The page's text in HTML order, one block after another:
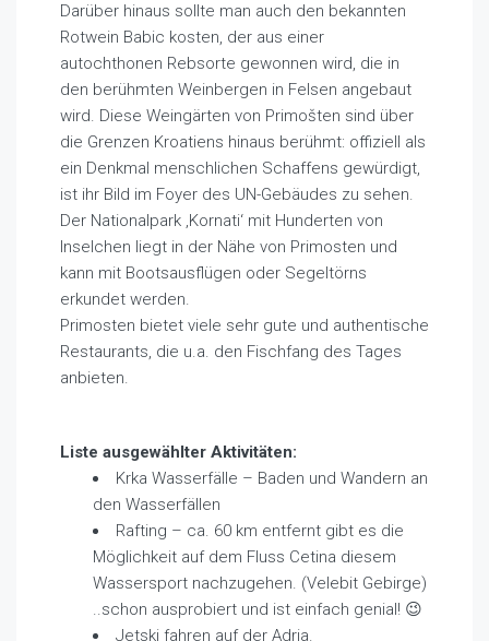
Darüber hinaus sollte man auch den bekannten
Rotwein Babic kosten, der aus einer
autochthonen Rebsorte gewonnen wird, die in
den berühmten Weinbergen in Felsen angebaut
wird. Diese Weingärten von Primošten sind über
die Grenzen Kroatiens hinaus berühmt: offiziell als
ein Denkmal menschlichen Schaffens gewürdigt,
ist ihr Bild im Foyer des UN-Gebäudes zu sehen.
Der Nationalpark ‚Kornati‘ mit Hunderten von
Inselchen liegt in der Nähe von Primosten und
kann mit Bootsausflügen oder Segeltörns
erkundet werden.
Primosten bietet viele sehr gute und authentische
Restaurants, die u.a. den Fischfang des Tages
anbieten.
Liste ausgewählter Aktivitäten:
Krka Wasserfälle – Baden und Wandern an
den Wasserfällen
Rafting – ca. 60 km entfernt gibt es die
Möglichkeit auf dem Fluss Cetina diesem
Wassersport nachzugehen. (Velebit Gebirge)
..schon ausprobiert und ist einfach genial! 😉
Jetski fahren auf der Adria.